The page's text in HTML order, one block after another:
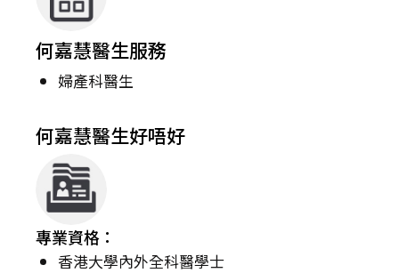
何嘉慧醫生服務
婦產科醫生
何嘉慧醫生好唔好
專業資格：
香港大學內外全科醫學士